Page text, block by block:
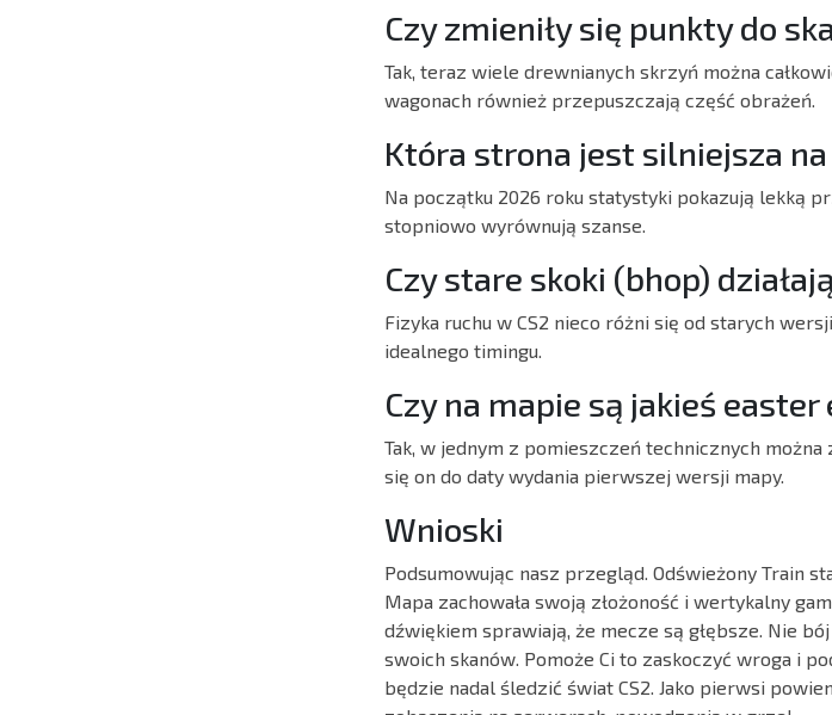
Czy zmieniły się punkty do
Tak, teraz wiele drewnianych skrzyń można
wagonach również przepuszczają część obrażeń.
Która strona jest silniejsza
Na początku 2026 roku statystyki pokazują lekką
stopniowo wyrównują szanse.
Czy stare skoki (bhop)
Fizyka ruchu w CS2 nieco różni się od starych
idealnego timingu.
Czy na mapie są jakieś
Tak, w jednym z pomieszczeń technicznych
się on do daty wydania pierwszej wersji mapy.
Wnioski
Podsumowując nasz przegląd. Odświeżony Train
Mapa zachowała swoją złożoność i wertykalny
dźwiękiem sprawiają, że mecze są głębsze. Nie
swoich skanów. Pomoże Ci to zaskoczyć wroga i
będzie nadal śledzić świat CS2. Jako pierwsi